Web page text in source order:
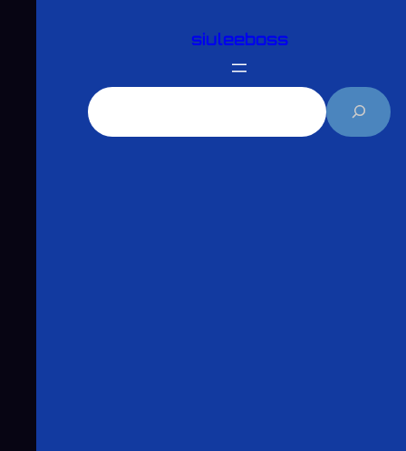
siuleeboss